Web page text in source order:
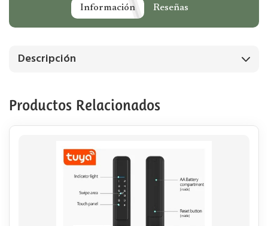
Información Reseñas
Descripción
Productos Relacionados